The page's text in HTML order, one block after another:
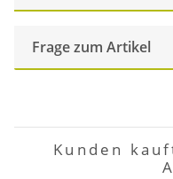
Frage zum Artikel
Kunden